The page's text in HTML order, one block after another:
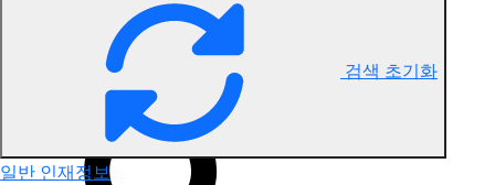
5. 아로마구인
수성 왁싱 구직정보
검색 초기화
일반 인재정보